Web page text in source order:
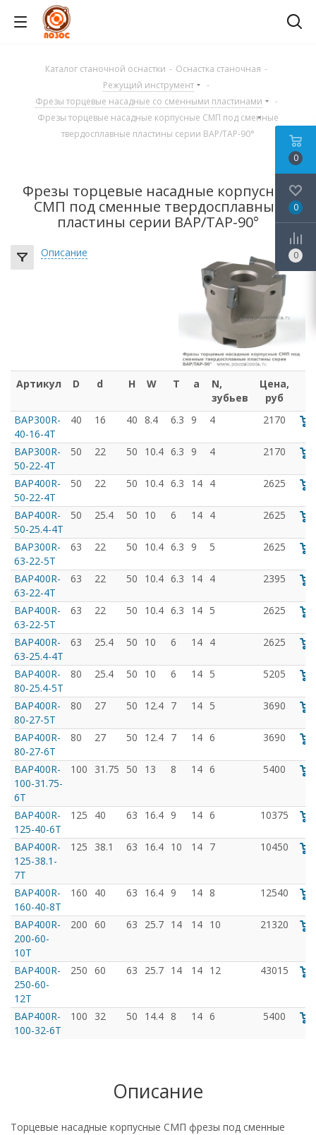
Каталог станочной оснастки - Оснастка станочная -
Режущий инструмент
-
Фрезы торцевые насадные со сменными пластинами
-
Фрезы торцевые насадные корпусные СМП под сменные
твердосплавные пластины серии BAP/TAP-90°
Фрезы торцевые насадные корпусные
СМП под сменные твердосплавные
пластины серии BAP/TAP-90°
Описание
Артикул D d H W T a
N,
зубьев
Цена,
руб
BAP300R-
40-16-4T
40 16 40 8.4 6.3 9 4 2170
BAP300R-
50-22-4T
50 22 50 10.4 6.3 9 4 2170
BAP400R-
50-22-4T
50 22 50 10.4 6.3 14 4 2625
BAP400R-
50-25.4-4T
50 25.4 50 10 6 14 4 2625
BAP300R-
63-22-5T
63 22 50 10.4 6.3 9 5 2625
BAP400R-
63-22-4T
63 22 50 10.4 6.3 14 4 2395
BAP400R-
63-22-5T
63 22 50 10.4 6.3 14 5 2625
BAP400R-
63-25.4-4T
63 25.4 50 10 6 14 4 2625
BAP400R-
80-25.4-5T
80 25.4 50 10 6 14 5 5205
BAP400R-
80-27-5T
80 27 50 12.4 7 14 5 3690
BAP400R-
80-27-6T
80 27 50 12.4 7 14 6 3690
BAP400R-
100-31.75-
6T
100 31.75 50 13 8 14 6 5400
BAP400R-
125-40-6T
125 40 63 16.4 9 14 6 10375
BAP400R-
125-38.1-
7T
125 38.1 63 16.4 10 14 7 10450
BAP400R-
160-40-8T
160 40 63 16.4 9 14 8 12540
BAP400R-
200-60-
10T
200 60 63 25.7 14 14 10 21320
BAP400R-
250-60-
12T
250 60 63 25.7 14 14 12 43015
BAP400R-
100-32-6T
100 32 50 14.4 8 14 6 5400
Описание
Торцевые насадные корпусные СМП фрезы под сменные
0
0
0